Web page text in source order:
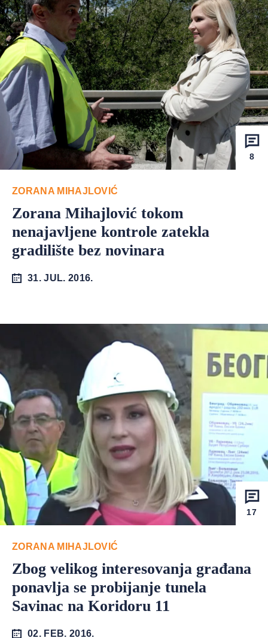
8
ZORANA MIHAJLOVIĆ
Zorana Mihajlović tokom
nenajavljene kontrole zatekla
gradilište bez novinara
31. JUL. 2016.
17
ZORANA MIHAJLOVIĆ
Zbog velikog interesovanja građana
ponavlja se probijanje tunela
Savinac na Koridoru 11
02. FEB. 2016.